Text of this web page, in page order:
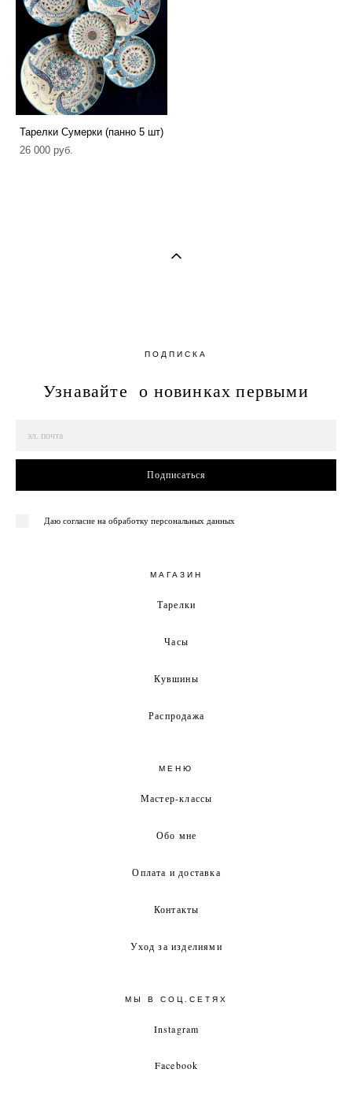
Тарелки Сумерки (панно 5 шт)
26 000 pуб.
ПОДПИСКА
Узнавайте о новинках первыми
Подписаться
Даю согласие на обработку персональных данных
МАГАЗИН
Тарелки
Часы
Кувшины
Распродажа
МЕНЮ
Мастер-классы
Обо мне
Оплата и доставка
Контакты
Уход за изделиями
МЫ В СОЦ.СЕТЯХ
Instagram
Facebook